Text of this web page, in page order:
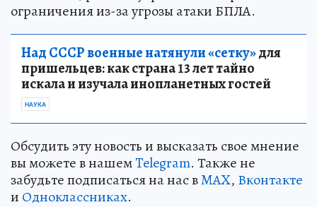
ограничения из-за угрозы атаки БПЛА.
Над СССР военные натянули «сетку»для
пришельцев: как страна 13 лет тайно
искала и изучала инопланетных гостей
НАУКА
Обсудить эту новость и высказать свое мнение
вы можете в нашемTelegram. Также не
забудьте подписаться на нас вMAX, Вконтакте
и Одноклассниках.